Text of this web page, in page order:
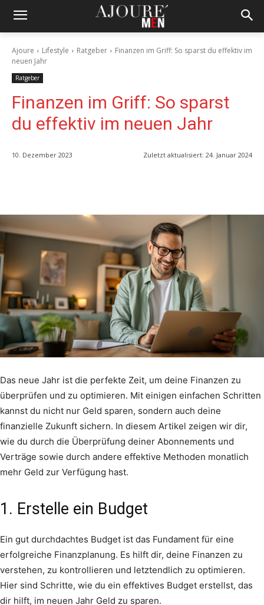
Ajoure Lifestyle Ratgeber
Finanzen im Griff: So sparst du effektiv im
neuen Jahr
Ratgeber
Finanzen im Griff: So sparst
du effektiv im neuen Jahr
10. Dezember 2023 Zuletzt aktualisiert: 24. Januar 2024
Das neue Jahr ist die perfekte Zeit, um deine Finanzen zu
überprüfen und zu optimieren. Mit einigen einfachen Schritten
kannst du nicht nur Geld sparen, sondern auch deine
finanzielle Zukunft sichern. In diesem Artikel zeigen wir dir,
wie du durch die Überprüfung deiner Abonnements und
Verträge sowie durch andere effektive Methoden monatlich
mehr Geld zur Verfügung hast.
1. Erstelle ein Budget
Ein gut durchdachtes Budget ist das Fundament für eine
erfolgreiche Finanzplanung. Es hilft dir, deine Finanzen zu
verstehen, zu kontrollieren und letztendlich zu optimieren.
Hier sind Schritte, wie du ein effektives Budget erstellst, das
dir hilft, im neuen Jahr Geld zu sparen.